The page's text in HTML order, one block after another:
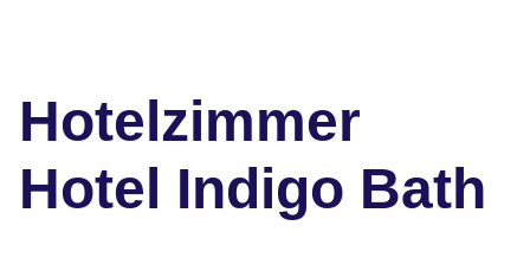
Hotelzimmer
Hotel Indigo Bath